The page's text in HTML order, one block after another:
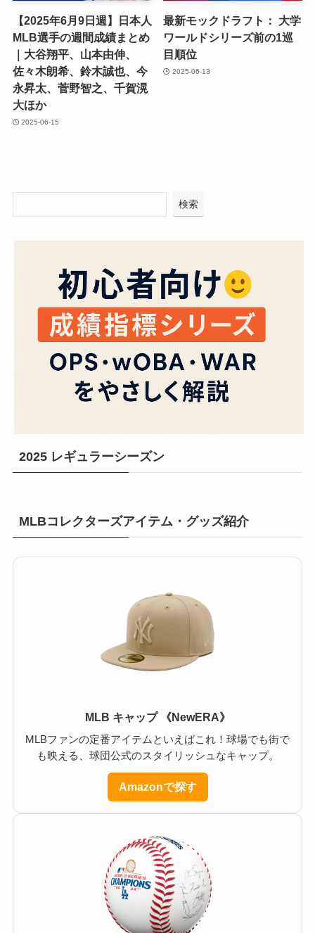
【2025年6月9日週】日本人
MLB選手の週間成績まとめ
｜大谷翔平、山本由伸、
佐々木朗希、鈴木誠也、今
永昇太、菅野智之、千賀滉
大ほか
2025-06-15
最新モックドラフト： 大学
ワールドシリーズ前の1巡
目順位
2025-06-13
検索
2025 レギュラーシーズン
MLBコレクターズアイテム・グッズ紹介
MLB キャップ 《NewERA》
MLBファンの定番アイテムといえばこれ！球場でも街で
も映える、球団公式のスタイリッシュなキャップ。
Amazonで探す